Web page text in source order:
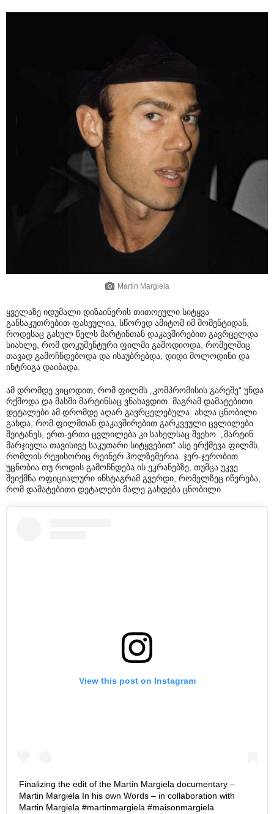
Martin Margiela
ყველაზე იდუმალი დიზაინერის თითოეული სიტყვა
განსაკუთრებით ფასეულია, სწორედ ამიტომ იმ მომენტიდან,
როდესაც გასულ წელს მარტინთან დაკავშირებით გავრცელდა
სიახლე, რომ დოკუმენტური ფილმი გამოდიოდა, რომელშიც
თავად გამოჩნდებოდა და ისაუბრებდა, დიდი მოლოდინი და
ინტრიგა დაიბადა.
ამ დრომდე ვიცოდით, რომ ფილმს „კომპრომისის გარეშე“ უნდა
რქმოდა და მასში მარტინსაც ვნახავდით. მაგრამ დამატებითი
დეტალები ამ დრომდე აღარ გავრცელებულა. ახლა ცნობილი
გახდა, რომ ფილმთან დაკავშირებით გარკვეული ცვლილები
შეიტანეს, ერთ-ერთი ცვლილება კი სახელსაც შეეხო. „მარტინ
მარჯიელა თავისივე საკუთარი სიტყვებით“ ასე ერქმევა ფილმს,
რომლის რეჟისორიც რეინერ ჰოლზემერია. ჯერ-ჯერობით
უცნობია თუ როდის გამოჩნდება ის ეკრანებზე, თუმცა უკვე
შეიქმნა ოფიციალური ინსტაგრამ გვერდი, რომელზეც იწერება,
რომ დამატებითი დეტალები მალე გახდება ცნობილი.
View this post on Instagram
Finalizing the edit of the Martin Margiela documentary –
Martin Margiela In his own Words – in collaboration with
Martin Margiela #martinmargiela #maisonmargiela